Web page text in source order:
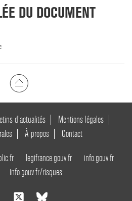
DU DOCUMENT
d’actualités
Mentions légales
À propos Contact
legifrance.gouv.fr
info.gouv.fr
info.gouv.fr/risques